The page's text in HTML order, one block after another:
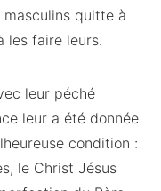
quitte à
les faire leurs.
leur péché
leur a été donnée
condition :
le Christ Jésus